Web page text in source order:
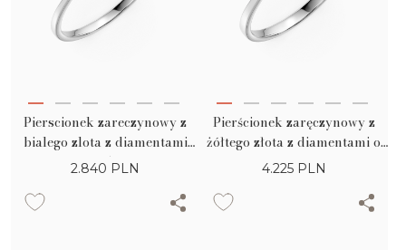
Pierscionek zareczynowy z
bialego zlota z diamentami
0.15ct
2.840 PLN
Pierścionek zaręczynowy z
żółtego złota z diamentami o
masie 0.3ct
4.225 PLN